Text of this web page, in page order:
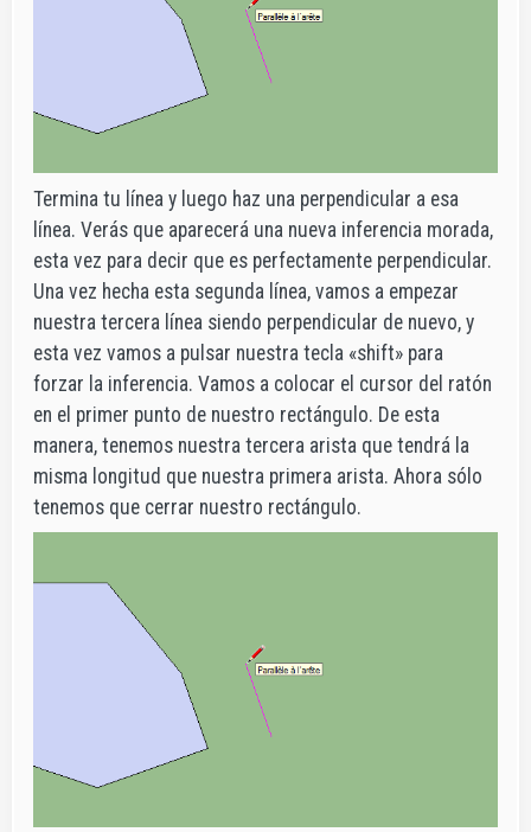
Termina tu línea y luego haz una perpendicular a esa
línea. Verás que aparecerá una nueva inferencia morada,
esta vez para decir que es perfectamente perpendicular.
Una vez hecha esta segunda línea, vamos a empezar
nuestra tercera línea siendo perpendicular de nuevo, y
esta vez vamos a pulsar nuestra tecla «shift» para
forzar la inferencia. Vamos a colocar el cursor del ratón
en el primer punto de nuestro rectángulo. De esta
manera, tenemos nuestra tercera arista que tendrá la
misma longitud que nuestra primera arista. Ahora sólo
tenemos que cerrar nuestro rectángulo.